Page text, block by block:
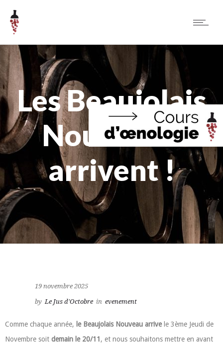
Les Beaujolais
Nouveaux
arrivent !
19 novembre 2025
by Le Jus d'Octobre in evenement
Comme chaque année, le Beaujolais Nouveau arrivele 3ème Jeudi de
Novembre soit demain le 20/11, et nous souhaitons mettre en avant